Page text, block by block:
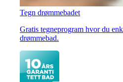
Tegn drømmebadet
Gratis tegneprogram hvor du
drømmebad.